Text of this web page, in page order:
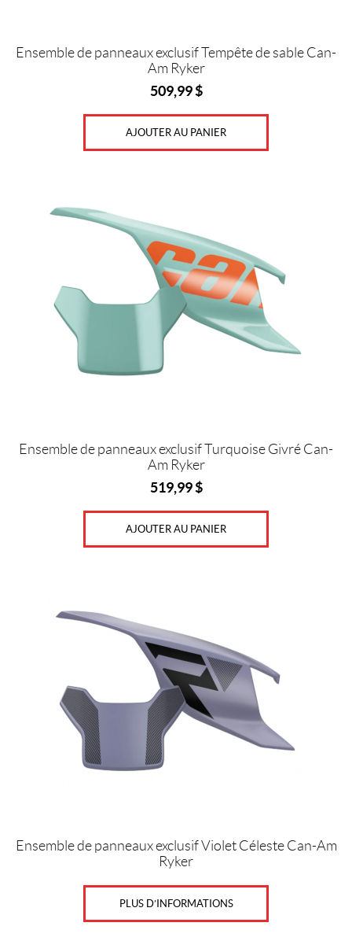
Ensemble de panneaux exclusif Tempête de sable Can-
Am Ryker
509,99$
AJOUTER AU PANIER
Ensemble de panneaux exclusif Turquoise Givré Can-
Am Ryker
519,99$
AJOUTER AU PANIER
Ensemble de panneaux exclusif Violet Céleste Can-Am
Ryker
PLUS D’INFORMATIONS